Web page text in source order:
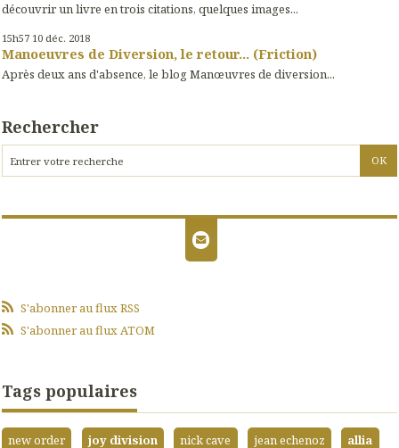
découvrir un livre en trois citations, quelques images...
15h57 10 déc. 2018
Manoeuvres de Diversion, le retour... (Friction)
Après deux ans d'absence, le blog Manœuvres de diversion...
Rechercher
S'abonner au flux RSS
S'abonner au flux ATOM
Tags populaires
new order joy division nick cave jean echenoz
allia